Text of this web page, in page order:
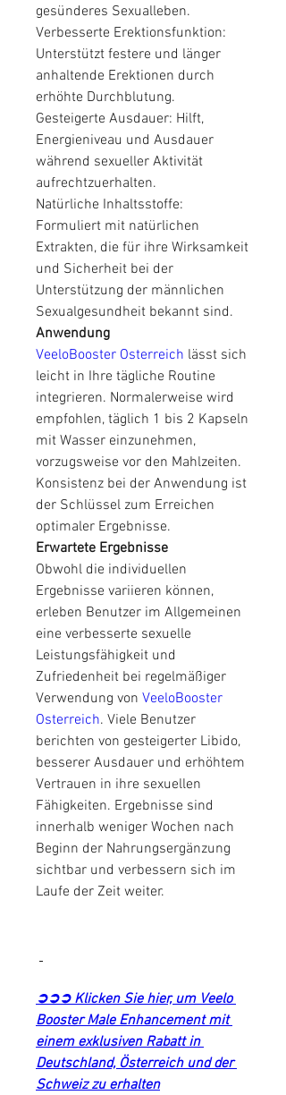
gesünderes Sexualleben.
Verbesserte Erektionsfunktion:
Unterstützt festere und länger
anhaltende Erektionen durch
erhöhte Durchblutung.
Gesteigerte Ausdauer: Hilft,
Energieniveau und Ausdauer
während sexueller Aktivität
aufrechtzuerhalten.
Natürliche Inhaltsstoffe:
Formuliert mit natürlichen
Extrakten, die für ihre Wirksamkeit
und Sicherheit bei der
Unterstützung der männlichen
Sexualgesundheit bekannt sind.
Anwendung
VeeloBooster Osterreich lässt sich
leicht in Ihre tägliche Routine
integrieren. Normalerweise wird
empfohlen, täglich 1 bis 2 Kapseln
mit Wasser einzunehmen,
vorzugsweise vor den Mahlzeiten.
Konsistenz bei der Anwendung ist
der Schlüssel zum Erreichen
optimaler Ergebnisse.
Erwartete Ergebnisse
Obwohl die individuellen
Ergebnisse variieren können,
erleben Benutzer im Allgemeinen
eine verbesserte sexuelle
Leistungsfähigkeit und
Zufriedenheit bei regelmäßiger
Verwendung von VeeloBooster
Osterreich. Viele Benutzer
berichten von gesteigerter Libido,
besserer Ausdauer und erhöhtem
Vertrauen in ihre sexuellen
Fähigkeiten. Ergebnisse sind
innerhalb weniger Wochen nach
Beginn der Nahrungsergänzung
sichtbar und verbessern sich im
Laufe der Zeit weiter.
➲➲➲ Klicken Sie hier, um Veelo
Booster Male Enhancement mit
einem exklusiven Rabatt in
Deutschland, Österreich und der
Schweiz zu erhalten